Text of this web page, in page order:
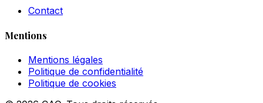
Contact
Mentions
Mentions légales
Politique de confidentialité
Politique de cookies